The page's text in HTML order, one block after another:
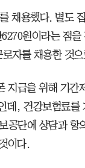
채용했다. 별도
원이라는 점을
자를 채용한 것
지급을 위해 기간
데, 건강보험료를
공단에 상담과 항
이다.